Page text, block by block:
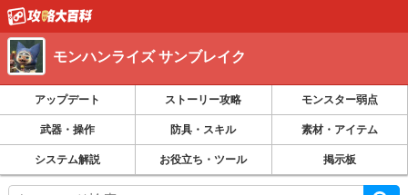
モンハンライズ サンブレイク
アップデート ストーリー攻略 モンスター弱点
武器・操作 防具・スキル 素材・アイテム
システム解説 お役立ち・ツール 掲示板